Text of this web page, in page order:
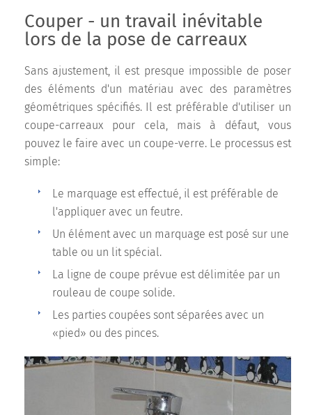
Couper - un travail inévitable
lors de la pose de carreaux
Sans ajustement, il est presque impossible de poser
des éléments d'un matériau avec des paramètres
géométriques spécifiés. Il est préférable d'utiliser un
coupe-carreaux pour cela, mais à défaut, vous
pouvez le faire avec un coupe-verre. Le processus est
simple:
Le marquage est effectué, il est préférable de
l'appliquer avec un feutre.
Un élément avec un marquage est posé sur une
table ou un lit spécial.
La ligne de coupe prévue est délimitée par un
rouleau de coupe solide.
Les parties coupées sont séparées avec un
«pied» ou des pinces.